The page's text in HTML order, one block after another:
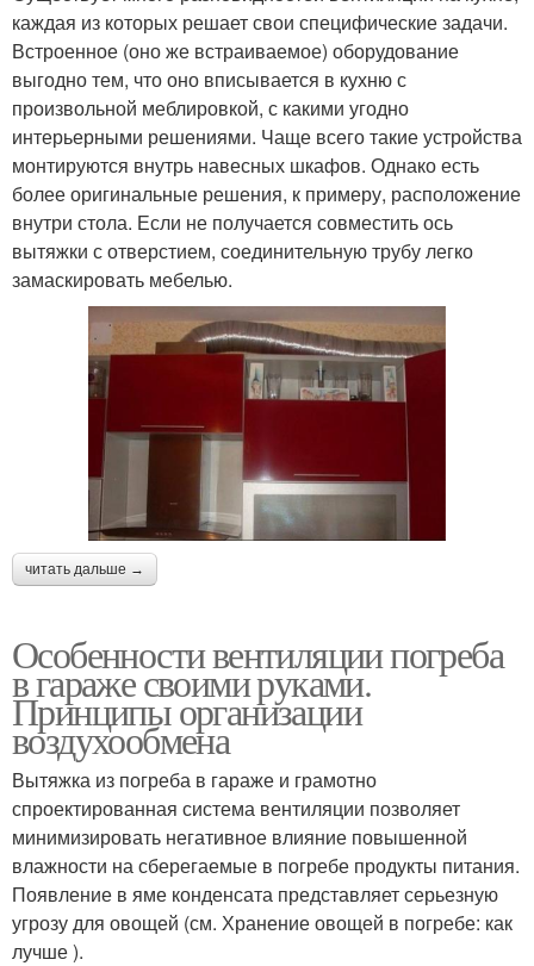
каждая из которых решает свои специфические задачи.
Встроенное (оно же встраиваемое) оборудование
выгодно тем, что оно вписывается в кухню с
произвольной меблировкой, с какими угодно
интерьерными решениями. Чаще всего такие устройства
монтируются внутрь навесных шкафов. Однако есть
более оригинальные решения, к примеру, расположение
внутри стола. Если не получается совместить ось
вытяжки с отверстием, соединительную трубу легко
замаскировать мебелью.
читать дальше →
Особенности вентиляции погреба
в гараже своими руками.
Принципы организации
воздухообмена
Вытяжка из погреба в гараже и грамотно
спроектированная система вентиляции позволяет
минимизировать негативное влияние повышенной
влажности на сберегаемые в погребе продукты питания.
Появление в яме конденсата представляет серьезную
угрозу для овощей (см. Хранение овощей в погребе: как
лучше ).